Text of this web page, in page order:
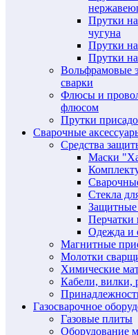
Прутки
чугуна
Прутки
Прутки
Вольфрамовые
сварки
Флюсы и
флюсом
Прутки
Сварочные
Средства
Маски
Стекла
Защитные
Перчатки
Одежда и
Магнитные
Молотки
Химические
Кабели, вилки,
Газосварочное
Газовые плиты
Оборудование